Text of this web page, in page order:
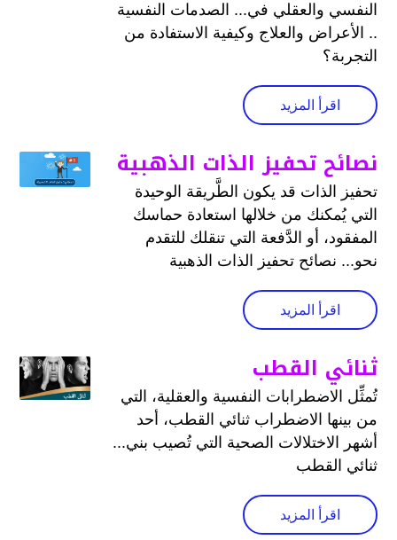
النفسي والعقلي في... الصدمات النفسية
.. الأعراض والعلاج وكيفية الاستفادة من
التجربة؟
اقرأ المزيد
نصائح تحفيز الذات الذهبية
تحفيز الذات قد يكون الطَّريقة الوحيدة
التي يُمكنك من خلالها استعادة حماسك
المفقود، أو الدَّفعة التي تنقلك للتقدم
نحو... نصائح تحفيز الذات الذهبية
اقرأ المزيد
ثنائي القطب
تُمثِّل الاضطرابات النفسية والعقلية، التي
من بينها الاضطراب ثنائي القطب، أحد
أشهر الاختلالات الصحية التي تُصيب بني...
ثنائي القطب
اقرأ المزيد